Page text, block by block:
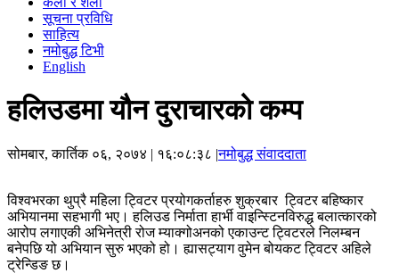
सूचना प्रविधि
साहित्य
नमोबुद्ध टिभी
English
हलिउडमा यौन दुराचारको कम्प
सोमबार, कार्तिक ०६, २०७४ | १६:०८:३८ |नमोबुद्ध संवाददाता
विश्वभरका थुप्रै महिला ट्विटर प्रयोगकर्ताहरु शुक्रबार ट्विटर बहिष्कार
अभियानमा सहभागी भए। हलिउड निर्माता हार्भी वाइन्स्टिनविरुद्ध बलात्कारको
आरोप लगाएकी अभिनेत्री रोज म्याक्गोअनको एकाउन्ट ट्विटरले निलम्बन
बनेपछि यो अभियान सुरु भएको हो। ह्यासट्याग वुमेन बोयकट ट्विटर अहिले
ट्रेन्डिङ छ।